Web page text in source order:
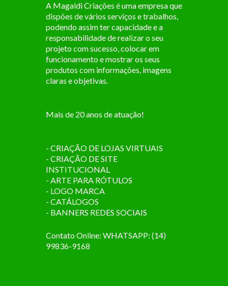
A Magaldi Criações é uma empresa que
dispões de vários serviços e trabalhos,
podendo assim ter capacidade e a
responsabilidade de realizar o seu
projeto com sucesso, colocar em
funcionamento e mostrar os seus
produtos com informações, imagens
claras e objetivas.
Mais de 20 anos de atuação!
- CRIAÇÃO DE LOJAS VIRTUAIS
- CRIAÇÃO DE SITE
INSTITUCIONAL
- ARTE PARA RÓTULOS
- LOGO MARCA
- CATÁLOGOS
- BANNERS REDES SOCIAIS
Contato Online: WHATSAPP: (14)
99836-9168